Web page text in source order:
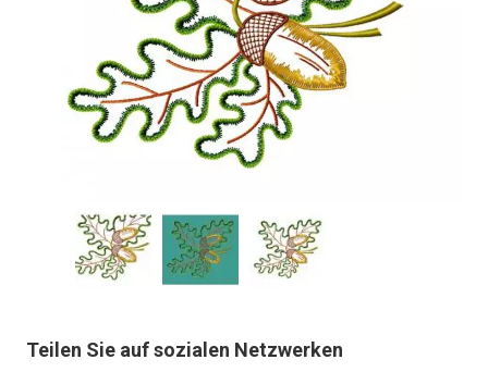
Teilen Sie auf sozialen Netzwerken